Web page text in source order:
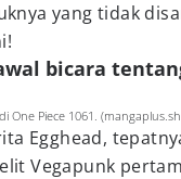
yang tidak
bicara
One Piece 1061.
Egghead,
Vegapunk